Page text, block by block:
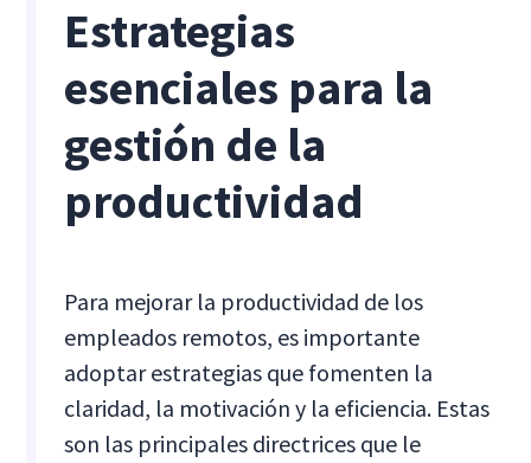
Estrategias
esenciales para la
gestión de la
productividad
Para mejorar la productividad de los
empleados remotos, es importante
adoptar estrategias que fomenten la
claridad, la motivación y la eficiencia. Estas
son las principales directrices que le